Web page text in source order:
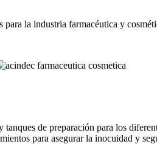
la industria farmacéutica y
de preparación para los
para asegurar la inocuidad y